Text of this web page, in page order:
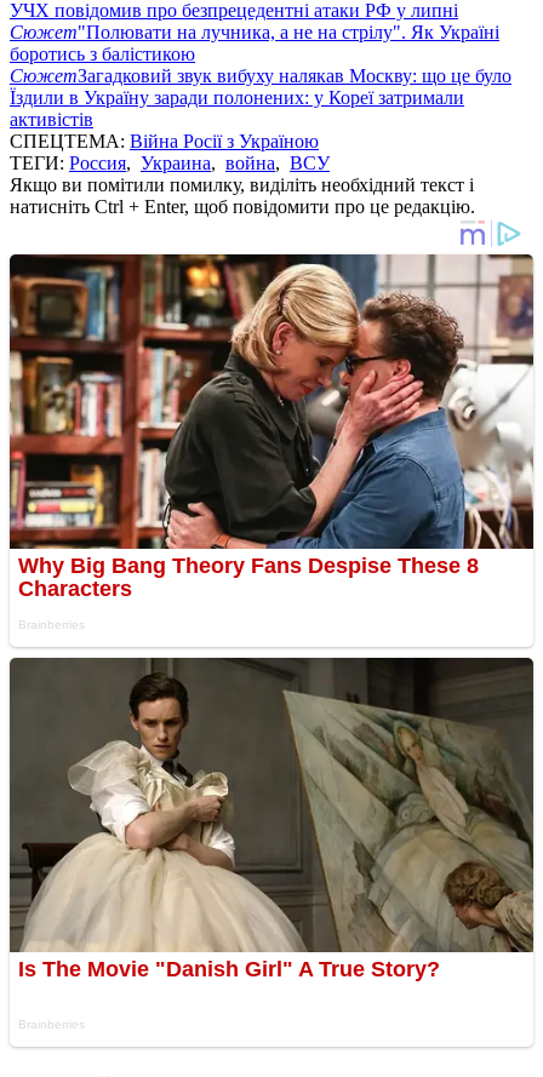
УЧХ повідомив про безпрецедентні атаки РФ у липні
Сюжет"Полювати на лучника, а не на стрілу". Як Україні
боротись з балістикою
СюжетЗагадковий звук вибуху налякав Москву: що це було
Їздили в Україну заради полонених: у Кореї затримали
активістів
СПЕЦТЕМА: Війна Росії з Україною
ТЕГИ: Россия, Украина, война, ВСУ
Якщо ви помітили помилку, виділіть необхідний текст і
натисніть Ctrl + Enter, щоб повідомити про це редакцію.